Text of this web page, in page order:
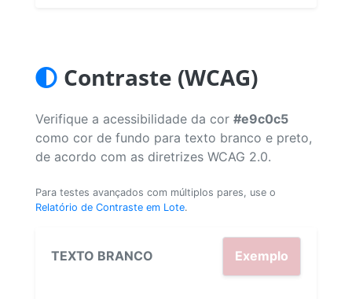
Contraste (WCAG)
Verifique a acessibilidade da cor #e9c0c5
como cor de fundo para texto branco e preto,
de acordo com as diretrizes WCAG 2.0.
Para testes avançados com múltiplos pares, use o
Relatório de Contraste em Lote.
TEXTO BRANCO Exemplo